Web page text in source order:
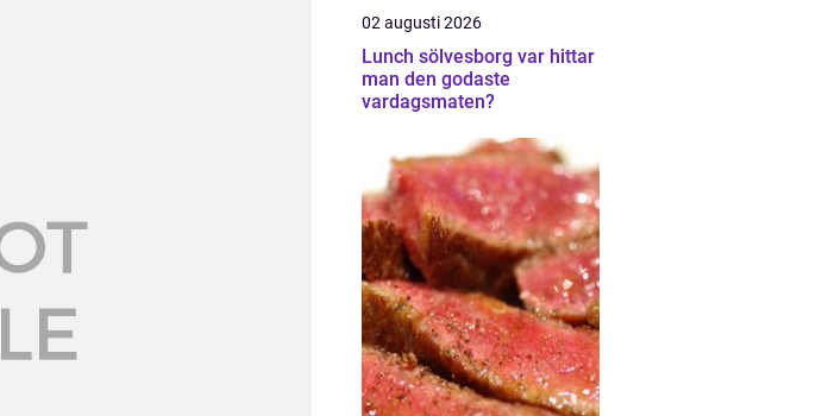
02 augusti 2026
Lunch sölvesborg var hittar
man den godaste
vardagsmaten?